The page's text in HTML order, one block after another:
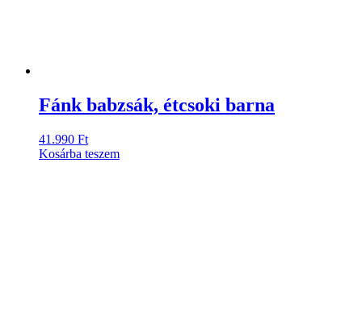
Fánk babzsák, étcsoki barna
41.990 Ft
Kosárba teszem